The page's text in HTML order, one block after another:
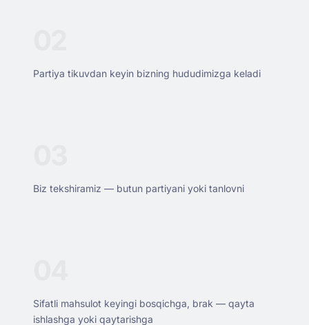
Partiya tikuvdan keyin bizning hududimizga keladi
Biz tekshiramiz — butun partiyani yoki tanlovni
Sifatli mahsulot keyingi bosqichga, brak — qayta
ishlashga yoki qaytarishga